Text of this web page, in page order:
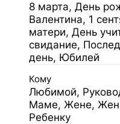
8 марта, День
Валентина, 1
матери, День
свидание,
день, Юбилей
Кому
Любимой,
Маме, Жене,
Ребенку